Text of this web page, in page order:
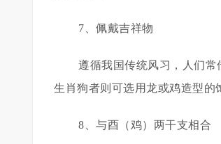
7、佩戴吉祥物
遵循我国传统风习，人们
生肖狗者则可选用龙或鸡造型的
8、与酉（鸡）两干支相合